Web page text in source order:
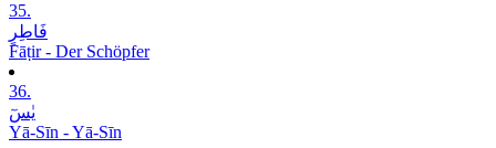
35.
فَاطِرٍ
Fāṭir - Der Schöpfer
36.
یٰسٓ
Yā-Sīn - Yā-Sīn